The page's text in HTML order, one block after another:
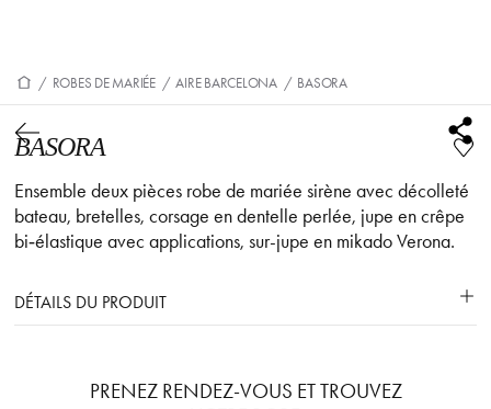
/ ROBES DE MARIÉE / AIRE BARCELONA / BASORA
BASORA
Ensemble deux pièces robe de mariée sirène avec décolleté
bateau, bretelles, corsage en dentelle perlée, jupe en crêpe
bi‑élastique avec applications, sur-jupe en mikado Verona.
DÉTAILS DU PRODUIT
PRENEZ RENDEZ-VOUS ET TROUVEZ